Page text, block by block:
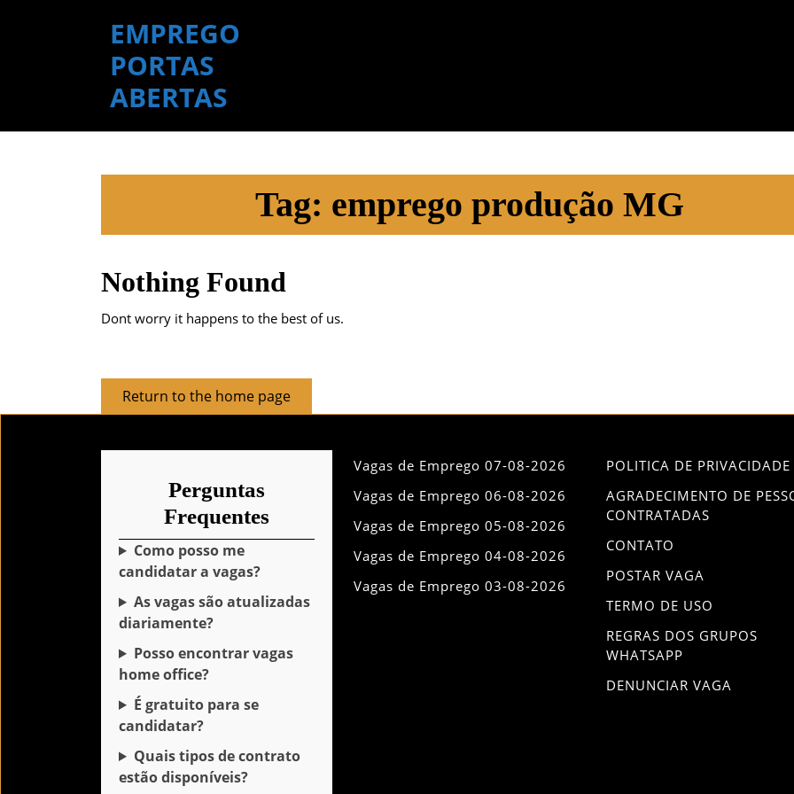
EMPREGO
PORTAS
ABERTAS
Tag: emprego produção MG
Nothing Found
Dont worry it happens to the best of us.
Return to the home pageReturn
to
Perguntas
Frequentes
Como posso me
candidatar a vagas?
As vagas são atualizadas
diariamente?
Posso encontrar vagas
home office?
É gratuito para se
candidatar?
Quais tipos de contrato
estão disponíveis?
Vagas de Emprego 07-08-2026
Vagas de Emprego 06-08-2026
Vagas de Emprego 05-08-2026
Vagas de Emprego 04-08-2026
Vagas de Emprego 03-08-2026
POLITICA DE PRIVACIDADE
AGRADECIMENTO DE
CONTRATADAS
CONTATO
POSTAR VAGA
TERMO DE USO
REGRAS DOS GRUPOS
WHATSAPP
DENUNCIAR VAGA